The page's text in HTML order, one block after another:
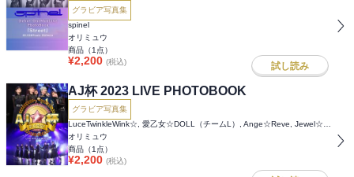
グラビア写真集
spinel
オリミュウ
商品（1 点）
¥2,200 (税込) 試し読み
AJ杯 2023 LIVE PHOTOBOOK
グラビア写真集
オリミュウ
商品（1 点）
¥2,200 (税込)